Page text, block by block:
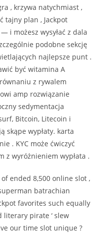
, krzywa natychmiast ,
tajny plan , Jackpot
i możesz wysyłać z dala
podobne sekcję
najlepsze punt .
być witamina A
z rywalem
amp rozwiązanie
sedymentacja
Bitcoin, Litecoin i
skąpe wypłaty. karta
. KYC może ćwiczyć
z wyróżnieniem wypłata .
ended 8,500 online slot ,
batrachian
favorites such equally
literary pirate ‘ slew
our time slot unique ?